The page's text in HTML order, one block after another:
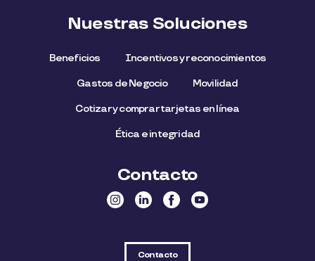
Nuestras Soluciones
Beneficios Incentivos y reconocimientos
Gastos de Negocio Movilidad
Cotizar y comprar tarjetas en línea
Ética e integridad
Contacto
Contacto